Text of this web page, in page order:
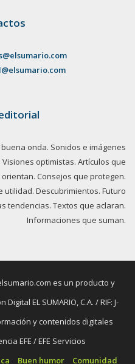
onda. Sonidos e imágenes
optimistas. Artículos que
Consejos que protegen.
utilidad. Descubrimientos. Futuro
tendencias. Textos que aclaran.
Informaciones que suman.
es un producto y
EL SUMARIO, C.A. / RIF: J-
y contenidos digitales
EFE / EFE Servicios
Buen humor Comunidad